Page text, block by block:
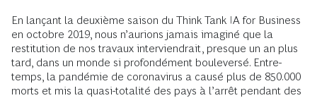
En lançant la deuxième saison du Think Tank IA for Business
en octobre 2019, nous n’aurions jamais imaginé que la
restitution de nos travaux interviendrait, presque un an plus
tard, dans un monde si profondément bouleversé. Entre-
temps, la pandémie de coronavirus a causé plus de 850.000
morts et mis la quasi-totalité des pays à l’arrêt pendant des